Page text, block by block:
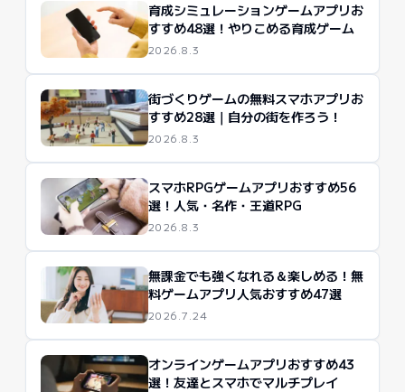
育成シミュレーションゲームアプリお
すすめ48選！やりこめる育成ゲーム
2026.8.3
街づくりゲームの無料スマホアプリお
すすめ28選｜自分の街を作ろう！
2026.8.3
スマホRPGゲームアプリおすすめ56
選！人気・名作・王道RPG
2026.8.3
無課金でも強くなれる＆楽しめる！無
料ゲームアプリ人気おすすめ47選
2026.7.24
オンラインゲームアプリおすすめ43
選！友達とスマホでマルチプレイ